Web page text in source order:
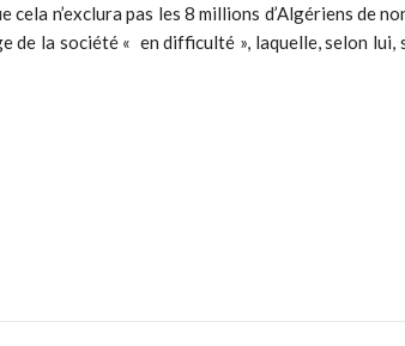
n’exclura pas les 8 millions d’Algériens de
de la société « en difficulté », laquelle, selon lui,